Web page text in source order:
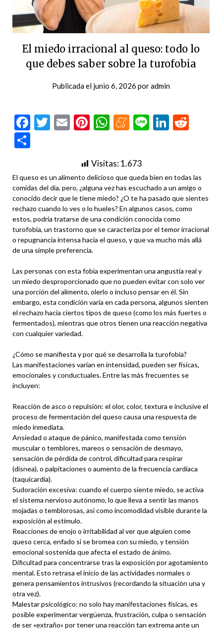
El miedo irracional al queso: todo lo
que debes saber sobre la turofobia
Publicada el junio 6, 2026 poradmin
Facebook
Twitter
EmailPinterest
WhatsApp
Meneame
Line
Visitas:1.673
El queso es un alimento delicioso que queda bien en todas las
comidas del día, pero, ¿alguna vez has escuchado a un amigo o
conocido decir que le tiene miedo? ¿O te ha pasado que sientes
rechazo cuando lo ves o lo hueles? En algunos casos, como
estos, podría tratarse de una condición conocida como
turofobia, un trastorno que se caracteriza por el temor irracional
o repugnancia intensa hacia el queso, y que va mucho más allá
de una simple preferencia.
Las personas con esta fobia experimentan una angustia real y
un miedo desproporcionado que no pueden evitar con solo ver
una porción del alimento, olerlo o incluso pensar en él. Sin
embargo, esta condición varía en cada persona, algunos sienten
el rechazo hacia ciertos tipos de queso (como los más fuertes o
fermentados), mientras que otros tienen una reacción negativa
con cualquier variedad.
¿Cómo se manifiesta y por qué se desarrolla la turofobia?
Las manifestaciones varían en intensidad, pueden ser físicas,
emocionales y conductuales. Entre las más frecuentes se
incluyen:
Reacción de asco o repulsión: el olor, color, textura e inclusive el
proceso de fermentación del queso causa una respuesta de
miedo inmediata.
Ansiedad o ataque de pánico, manifestada como tensión
muscular o temblores, mareos o sensación de desmayo,
sensación de pérdida de control, dificultad para respirar
(disnea), o palpitaciones o aumento de la frecuencia cardíaca
(taquicardia).
Sudoración excesiva: cuando el cuerpo siente miedo, se activa
el sistema nervioso autónomo, lo que lleva a sentir las manos
mojadas o temblorosas, así como incomodidad visible durante la
exposición al estímulo.
Reacciones de enojo o irritabilidad al ver que alguien come
queso cerca, enfado si se bromea con su miedo, y tensión
emocional sostenida que afecta el estado de ánimo.
Dificultad para concentrarse tras la exposición por agotamiento
mental. Esto retrasa el inicio de las actividades normales o
genera pensamientos intrusivos (recordando la situación una y
otra vez).
Malestar psicológico: no solo hay manifestaciones físicas, es
posible experimentar vergüenza, frustración, culpa o sensación
de ser «extraño» por tener una reacción tan extrema ante un